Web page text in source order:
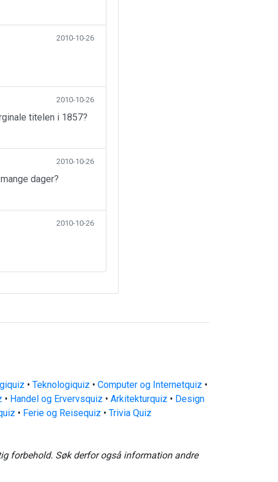
2010-10-26
2010-10-26
titelen i 1857?
2010-10-26
dager?
2010-10-26
• Teknologiquiz • Computer og Internetquiz •
• Handel og Ervervsquiz • Arkitekturquiz • Design
• Ferie og Reisequiz • Trivia Quiz
forbehold. Søk derfor også information andre